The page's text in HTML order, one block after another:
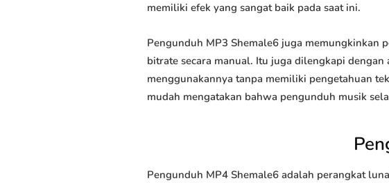
memiliki efek yang sangat baik pada saat ini.
Pengunduh MP3 Shemale6 juga memungkinkan
bitrate secara manual. Itu juga dilengkapi
menggunakannya tanpa memiliki pengetahuan
mudah mengatakan bahwa pengunduh musik
Pengunduh MP4 Shemale6 adalah perangkat